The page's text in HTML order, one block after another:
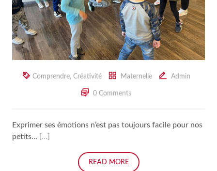
Comprendre, Créativité Maternelle Admin
0 Comments
Exprimer ses émotions n’est pas toujours facile pour nos
petits...
[…]
READ MORE